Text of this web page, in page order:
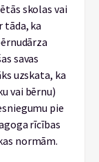
skolas vai
tāda, ka
savas
uzskata, ka
vai bērnu)
pie
rīcības
normām.